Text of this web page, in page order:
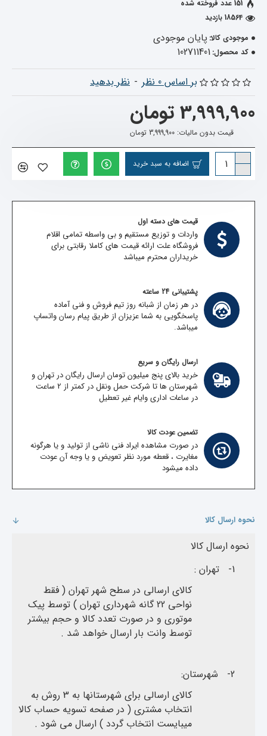
موجودی کالا: پایان موجودی
کد محصول: 102711401
151 عدد فروخته شده
18564 بازدید
بر اساس 0 نظر - نظر بدهید
3,999,900 تومان
قیمت بدون مالیات: 3,999,900 تومان
اضافه به سبد خرید
قیمت های دسته اول
واردات و توزیع مستقیم و بی واسطه تمامی اقلام
فروشگاه علت ارائه قیمت های کاملا رقابتی برای
خریداران محترم میباشد
پشتیبانی 24 ساعته
در هر زمان از شبانه روز تیم فروش و فنی آماده
پاسخگویی به شما عزیزان از طریق پیام رسان واتساپ
میباشد.
ارسال رایگان و سریع
خرید بالای پنج میلیون تومان ارسال رایگان در تهران و
شهرستان ها تا شرکت حمل ونقل در کمتر از 2 ساعت
در ساعات اداری وایام غیر تعطیل
تضمین عودت کالا
در صورت مشاهده ایراد فنی ناشی از تولید و یا هرگونه
مغایرت ، قعطه مورد نظر تعویض و یا وجه آن عودت
داده میشود
نحوه ارسال کالا
نحوه ارسال کالا
1-
تهران :
کالای ارسالی در سطح شهر تهران ( فقط
نواحی 22 گانه شهرداری تهران ) توسط پیک
موتوری و در صورت تعدد کالا و حجم بیشتر
توسط وانت بار ارسال خواهد شد .
2-
شهرستان:
کالای ارسالی برای شهرستانها به 3 روش به
انتخاب مشتری ( در صفحه تسویه حساب کالا
میبایست انتخاب گردد ) ارسال می شود .